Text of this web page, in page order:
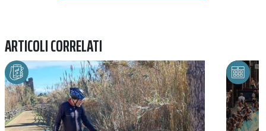
ARTICOLI CORRELATI